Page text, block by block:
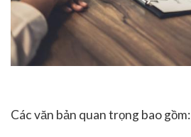
Các văn bản quan trọng bao gồm: